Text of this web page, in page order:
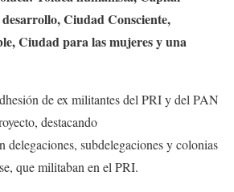
Ciudad Consciente,
Ciudad para las mujeres y una
de ex militantes del PRI y del PAN
destacando
delegaciones, subdelegaciones y colonias
que militaban en el PRI.